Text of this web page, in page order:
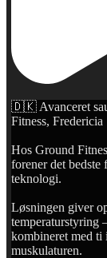
🇩🇰 Avanceret
Fitness, Fredericia
Hos Ground
forener det bedste
teknologi.
Løsningen giver
temperaturstyring
kombineret med ti
muskulaturen.